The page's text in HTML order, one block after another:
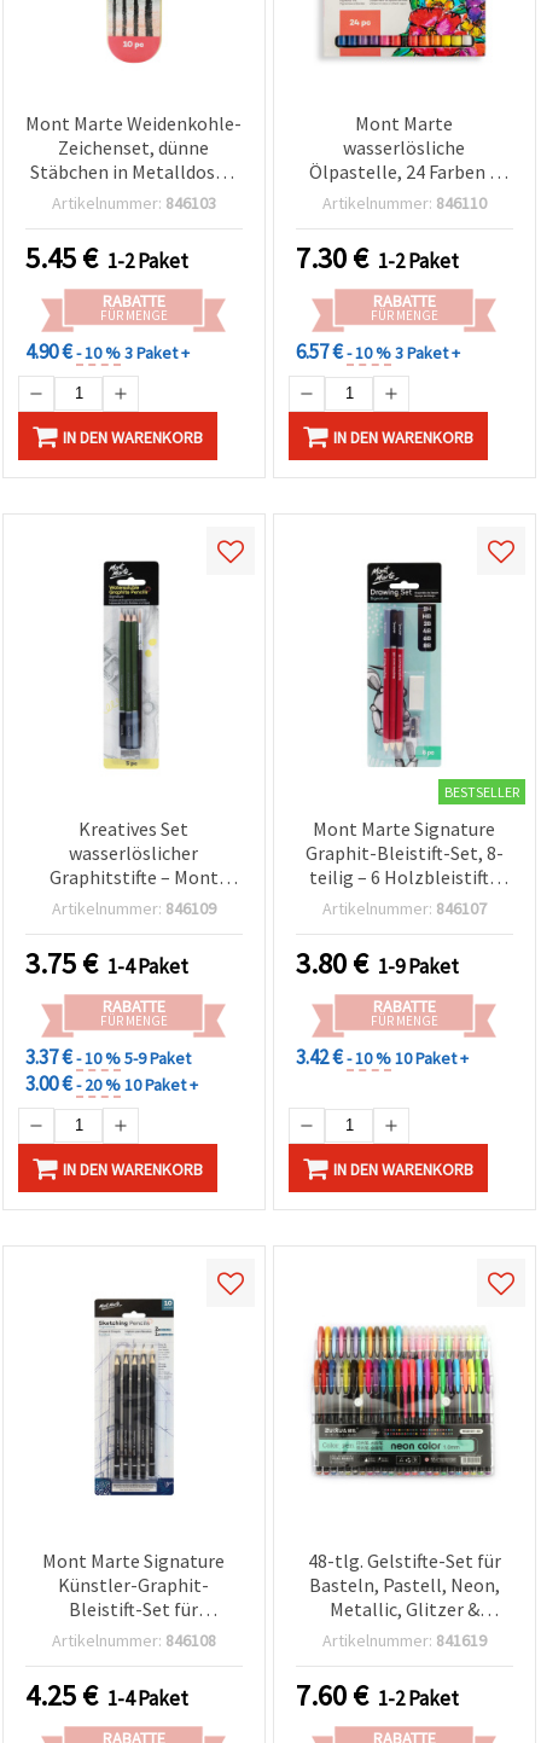
Mont Marte Weidenkohle-
Zeichenset, dünne
Stäbchen in Metalldose –
10-teilig
Artikelnummer: 846103
5.45€ 1-2 Paket
RABATTE
FÜR MENGE
4.90 €- 10 %3 Paket +
IN DEN WARENKORB
Mont Marte
wasserlösliche
Ölpastelle, 24 Farben –
wasservermalbares
Artikelnummer: 846110
7.30€ 1-2 Paket
RABATTE
FÜR MENGE
6.57 €- 10 %3 Paket +
IN DEN WARENKORB
Kreatives Set
wasserlöslicher
Graphitstifte – Mont
Marte, 5-teilig
Artikelnummer: 846109
3.75€ 1-4 Paket
RABATTE
FÜR MENGE
3.37 €- 10 %5-9 Paket
3.00 €- 20 %10 Paket +
IN DEN WARENKORB
BESTSELLER
Mont Marte Signature
Graphit-Bleistift-Set, 8-
teilig – 6 Holzbleistifte
(2H, HB, 2B, 4B, 6B, 8B) +
zum Zeichnen, Skizzieren,
Schattieren und für die
Schule
Artikelnummer: 846107
3.80€ 1-9 Paket
RABATTE
FÜR MENGE
3.42 €- 10 %10 Paket +
IN DEN WARENKORB
Mont Marte Signature
Künstler-Graphit-
Bleistift-Set für
Skizzieren, Zeichnen &
teilig, gemischte
Härtegrade
Artikelnummer: 846108
4.25€ 1-4 Paket
RABATTE
48-tlg. Gelstifte-Set für
Basteln, Pastell, Neon,
Metallic, Glitzer &
Highlighter-Farben, 1,0
(gemischt)
Artikelnummer: 841619
7.60€ 1-2 Paket
RABATTE